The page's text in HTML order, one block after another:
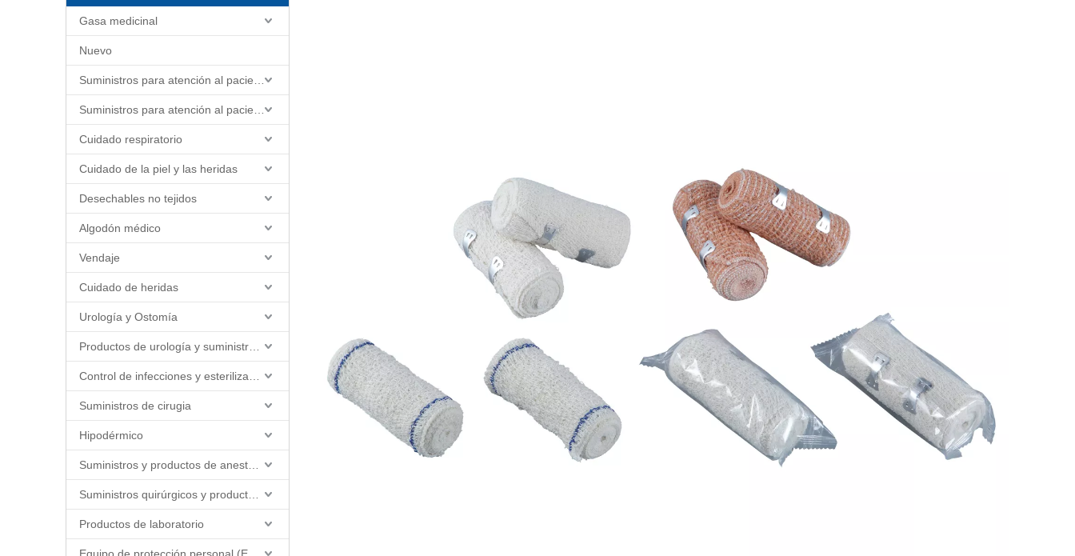
Gasa medicinal
Nuevo
Cuidado respiratorio
Cuidado de la piel y las heridas
Desechables no tejidos
Algodón médico
Vendaje
Cuidado de heridas
Urología y Ostomía
Suministros de cirugia
Hipodérmico
Productos de laboratorio